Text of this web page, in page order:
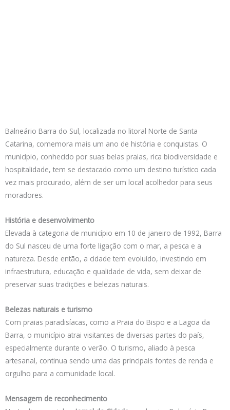
Balneário Barra do Sul, localizada no litoral Norte de Santa
Catarina, comemora mais um ano de história e conquistas. O
município, conhecido por suas belas praias, rica biodiversidade e
hospitalidade, tem se destacado como um destino turístico cada
vez mais procurado, além de ser um local acolhedor para seus
moradores.
História e desenvolvimento
Elevada à categoria de município em 10 de janeiro de 1992, Barra
do Sul nasceu de uma forte ligação com o mar, a pesca e a
natureza. Desde então, a cidade tem evoluído, investindo em
infraestrutura, educação e qualidade de vida, sem deixar de
preservar suas tradições e belezas naturais.
Belezas naturais e turismo
Com praias paradisíacas, como a Praia do Bispo e a Lagoa da
Barra, o município atrai visitantes de diversas partes do país,
especialmente durante o verão. O turismo, aliado à pesca
artesanal, continua sendo uma das principais fontes de renda e
orgulho para a comunidade local.
Mensagem de reconhecimento